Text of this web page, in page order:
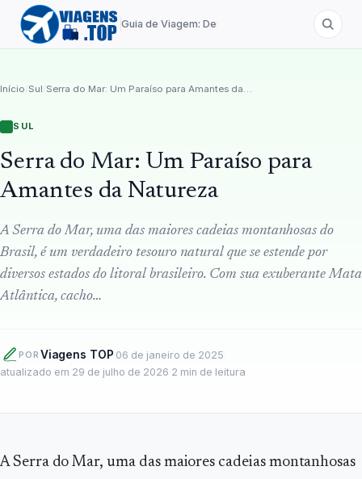
Guia de Viagem: Destinos de A a Z
Início Sul Serra do Mar: Um Paraíso para Amantes da Natureza
SUL
Serra do Mar: Um Paraíso para
Amantes da Natureza
A Serra do Mar, uma das maiores cadeias montanhosas do
Brasil, é um verdadeiro tesouro natural que se estende por
diversos estados do litoral brasileiro. Com sua exuberante Mata
Atlântica, cacho…
POR Viagens TOP 06 de janeiro de 2025
atualizado em 29 de julho de 2026 2 min de leitura
A Serra do Mar, uma das maiores cadeias montanhosas